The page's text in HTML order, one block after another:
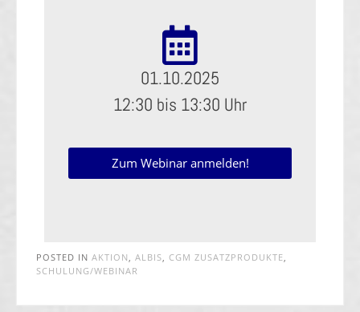
01.10.2025
12:30 bis 13:30 Uhr
Zum Webinar anmelden!
POSTED IN AKTION ALBIS CGM ZUSATZPRODUKTE
SCHULUNG/WEBINAR